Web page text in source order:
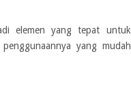
elemen yang tepat untuk
yang mudah